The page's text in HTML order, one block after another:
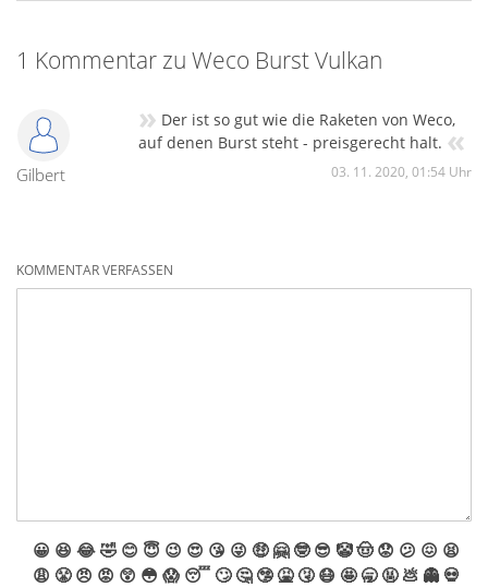
1 Kommentar zu Weco Burst Vulkan
Gilbert
» Der ist so gut wie die Raketen von Weco,
auf denen Burst steht - preisgerecht halt. «
03. 11. 2020, 01:54 Uhr
KOMMENTAR VERFASSEN
😀 😆 😂🤣 😊 😇 😉 😍 😘 😜 🤑 🤗 🤓 😎 🤡🤠 😟 😕 😖 😫
😩 😤 😠 😡 😲 😳 😱 😴 🙄 🤔 🤥 🤮 🤧 😷 🤩 🥱 🤬 💩 👻 💀